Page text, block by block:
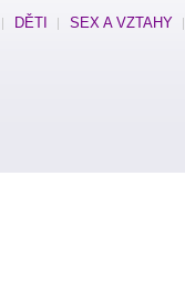
DĚTI SEX A VZTAHY